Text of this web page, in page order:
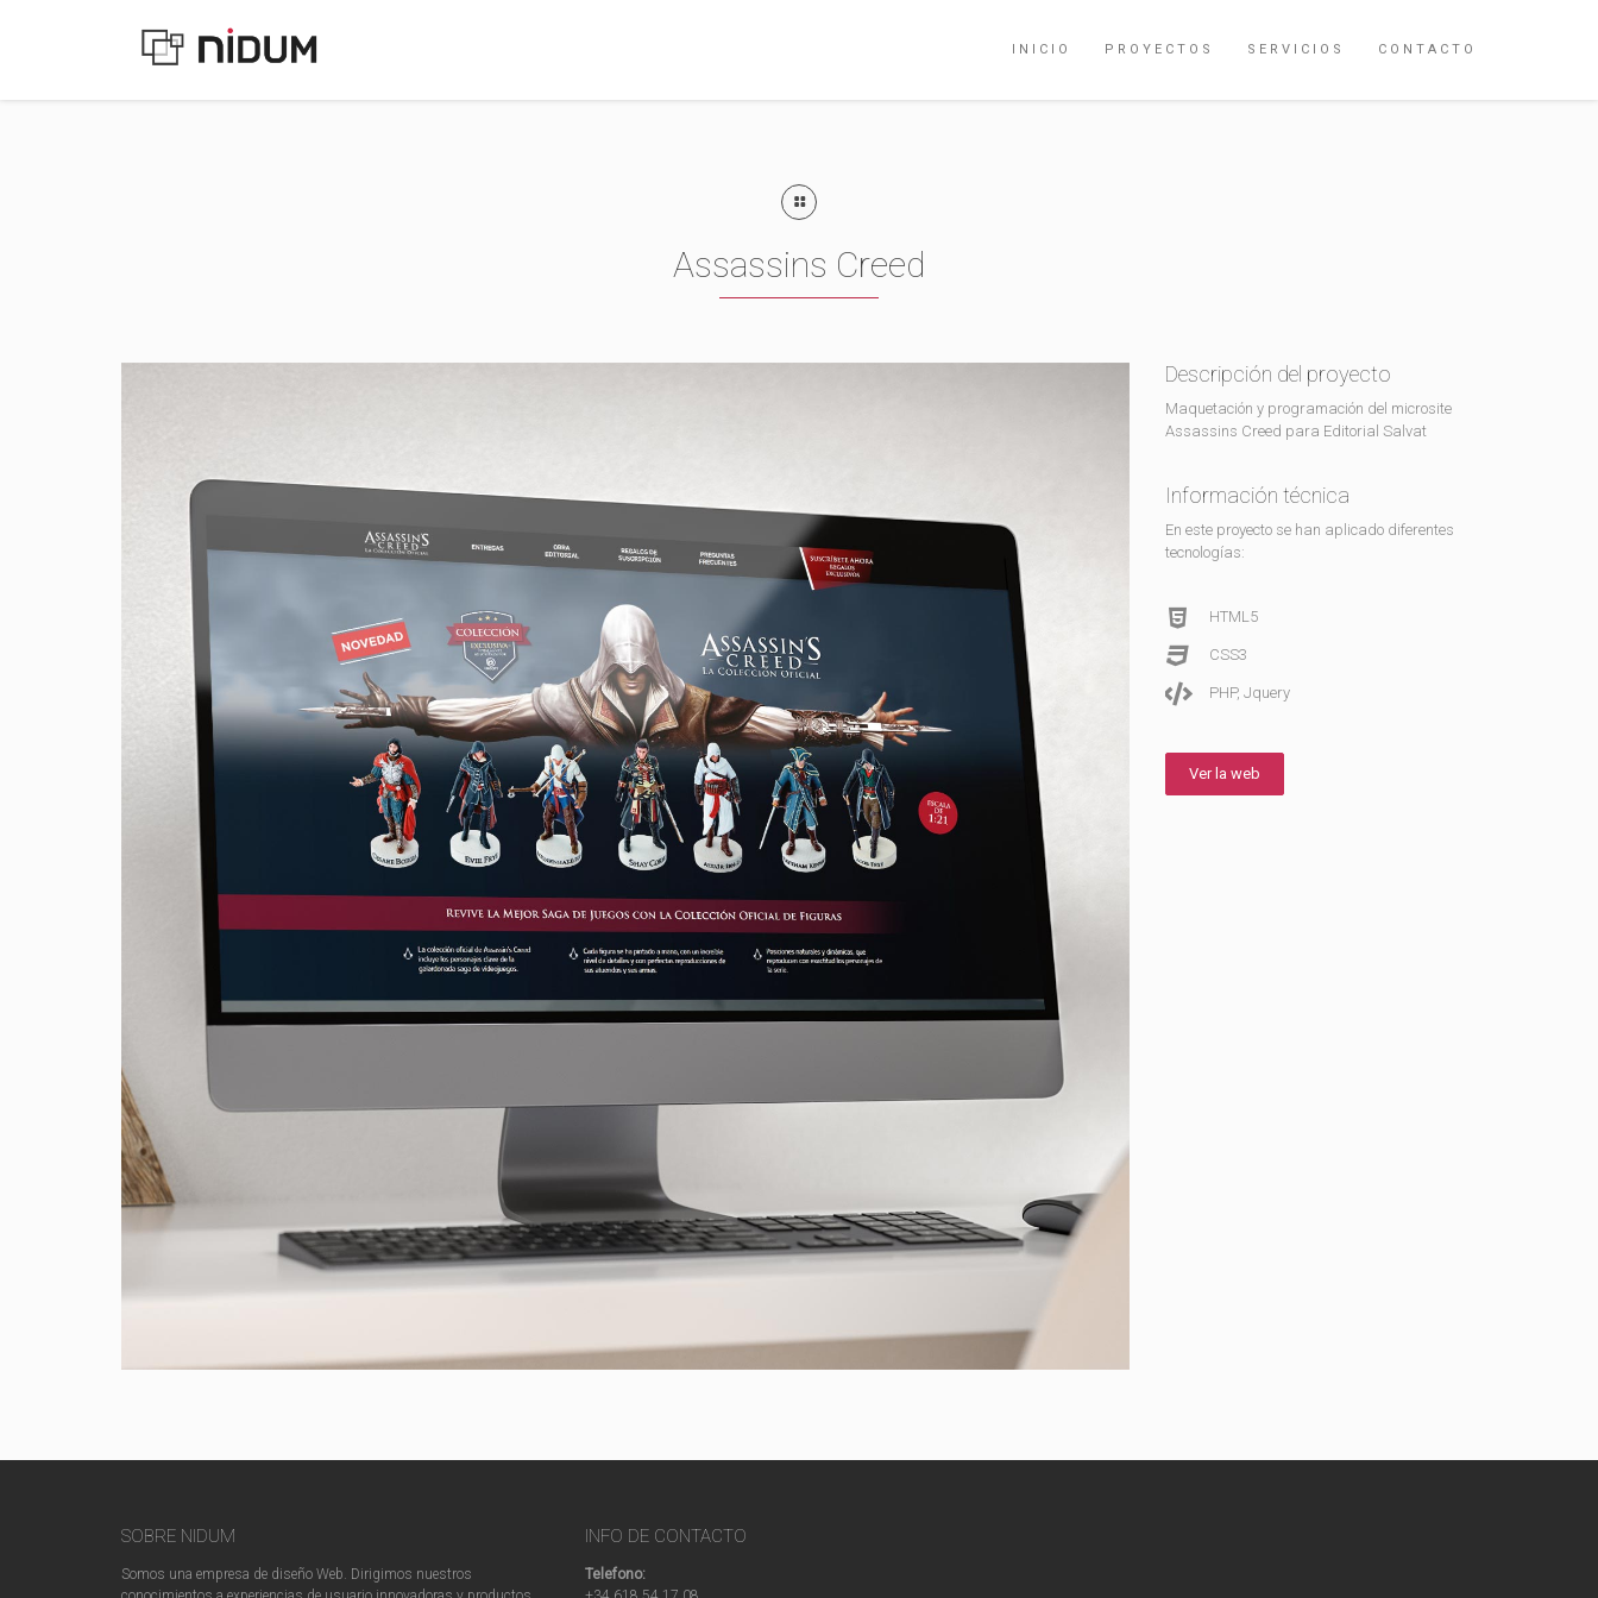
INICIO PROYECTOS SERVICIOS CONTACTO
Assassins Creed
Descripción del proyecto
Maquetación y programación del microsite
Assassins Creed para Editorial Salvat
Información técnica
En este proyecto se han aplicado diferentes
tecnologías:
HTML5
CSS3
PHP, Jquery
Ver la web
SOBRE NIDUM
Somos una empresa de diseño Web. Dirigimos nuestros
INFO DE CONTACTO
Telefono: